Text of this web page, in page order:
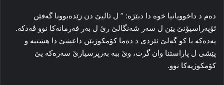
ده‌م د داخوویانیا خوه‌ دا دبێژه‌: ” ل ئالیێ دن زێده‌بوونا گه‌فێن
ئۆپه‌راسیۆنێ یێن ل سه‌ر شه‌نگالێ رێ ل به‌ر فه‌رمانه‌کا نوو ڤه‌دکه‌.
پەدەکە یا کو گه‌لێ ئێزدی د ده‌ما کۆمکوژیێن داعشێ دا هشتیه‌ و
پێشی ل پاراستنا وان گرت، وێ ببه‌ به‌رپرسیارێ سه‌ره‌که‌ یێ
کۆمکوژیه‌کا نوو.